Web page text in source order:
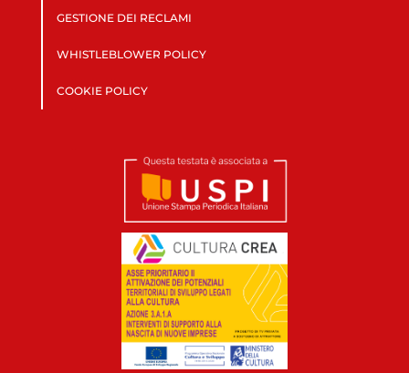
GESTIONE DEI RECLAMI
WHISTLEBLOWER POLICY
COOKIE POLICY